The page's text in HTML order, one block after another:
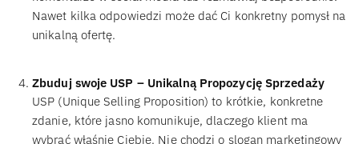
Nawet kilka odpowiedzi może dać Ci konkretny pomysł na
unikalną ofertę.
Zbuduj swoje USP – Unikalną Propozycję Sprzedaży
USP (Unique Selling Proposition) to krótkie, konkretne
zdanie, które jasno komunikuje, dlaczego klient ma
wybrać właśnie Ciebie. Nie chodzi o slogan marketingowy